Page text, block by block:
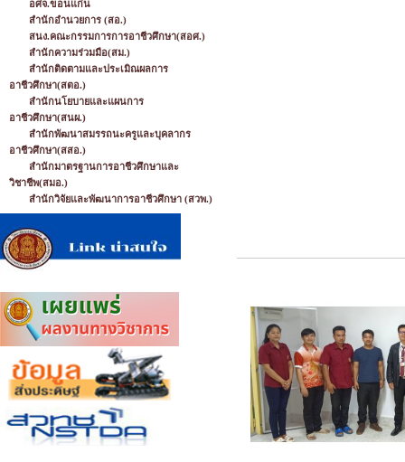
อศจ.ขอนแก่น
สำนักอำนวยการ (สอ.)
สนง.คณะกรรมการการอาชีวศึกษา(สอศ.)
สำนักความร่วมมือ(สม.)
สำนักติดตามและประเมิณผลการ
อาชีวศึกษา(สตอ.)
สำนักนโยบายและแผนการ
อาชีวศึกษา(สนผ.)
สำนักพัฒนาสมรรถนะครูและบุคลากร
อาชีวศึกษา(สสอ.)
สำนักมาตรฐานการอาชีวศึกษาและ
วิชาชีพ(สมอ.)
สำนักวิจัยและพัฒนาการอาชีวศึกษา (สวพ.)